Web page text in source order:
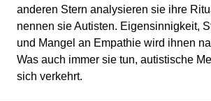
anderen Stern analysieren sie ihre
nennen sie Autisten. Eigensinnigkeit,
und Mangel an Empathie wird ihnen
Was auch immer sie tun, autistische
sich verkehrt.